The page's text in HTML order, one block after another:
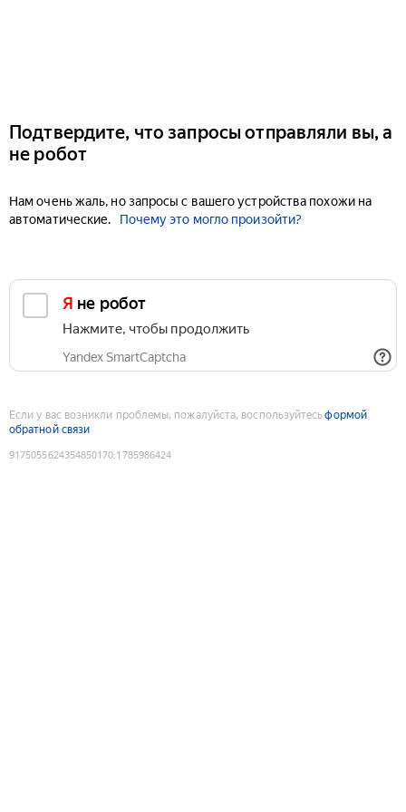
Подтвердите, что запросы отправляли вы, а
не робот
Нам очень жаль, но запросы с вашего устройства похожи на
автоматические.
Почему это могло произойти?
Я не робот
Нажмите, чтобы продолжить
Yandex SmartCaptcha
Если у вас возникли проблемы, пожалуйста, воспользуйтесьформой
обратной связи
9175055624354850170:1785986424